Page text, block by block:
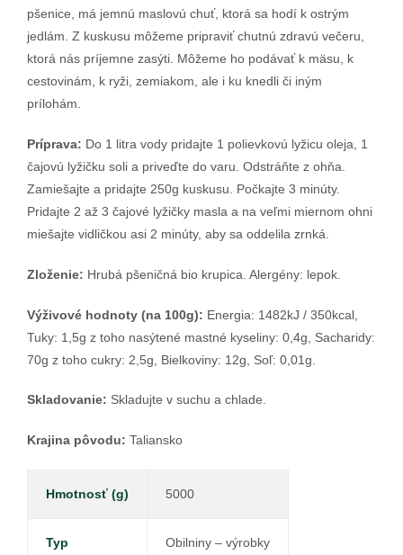
pšenice, má jemnú maslovú chuť, ktorá sa hodí k ostrým
jedlám. Z kuskusu môžeme pripraviť chutnú zdravú večeru,
ktorá nás príjemne zasýti. Môžeme ho podávať k mäsu, k
cestovinám, k ryži, zemiakom, ale i ku knedli či iným
prílohám.
Príprava: Do 1 litra vody pridajte 1 polievkovú lyžicu oleja, 1
čajovú lyžičku soli a priveďte do varu. Odstráňte z ohňa.
Zamiešajte a pridajte 250g kuskusu. Počkajte 3 minúty.
Pridajte 2 až 3 čajové lyžičky masla a na veľmi miernom ohni
miešajte vidličkou asi 2 minúty, aby sa oddelila zrnká.
Zloženie: Hrubá pšeničná bio krupica. Alergény: lepok.
Výživové hodnoty (na 100g): Energia: 1482kJ / 350kcal,
Tuky: 1,5g z toho nasýtené mastné kyseliny: 0,4g, Sacharidy:
70g z toho cukry: 2,5g, Bielkoviny: 12g, Soľ: 0,01g.
Skladovanie: Skladujte v suchu a chlade.
Krajina pôvodu: Taliansko
Hmotnosť (g) 5000
Typ Obilniny – výrobky